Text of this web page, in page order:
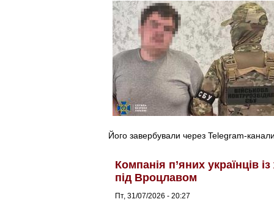
Його завербували через Telegram-
Компанія п’яних українців
під Вроцлавом
Пт, 31/07/2026 - 20:27